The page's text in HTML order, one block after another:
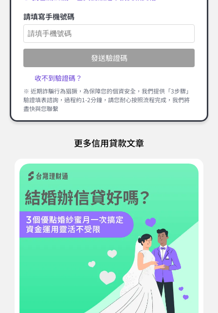
請填寫手機號碼
發送驗證碼
收不到驗證碼？
※ 近期詐騙行為猖獗，為保障您的個資安全，我們提供「3步驟」
驗證填表諮詢，過程約1-2分鐘，請您耐心按照流程完成，我們將
盡快與您聯繫
更多信用貸款文章